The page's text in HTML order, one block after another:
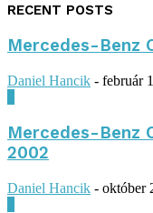
RECENT POSTS
Mercedes-Benz
Daniel Hancik - február
Mercedes-Benz
2002
Daniel Hancik - október